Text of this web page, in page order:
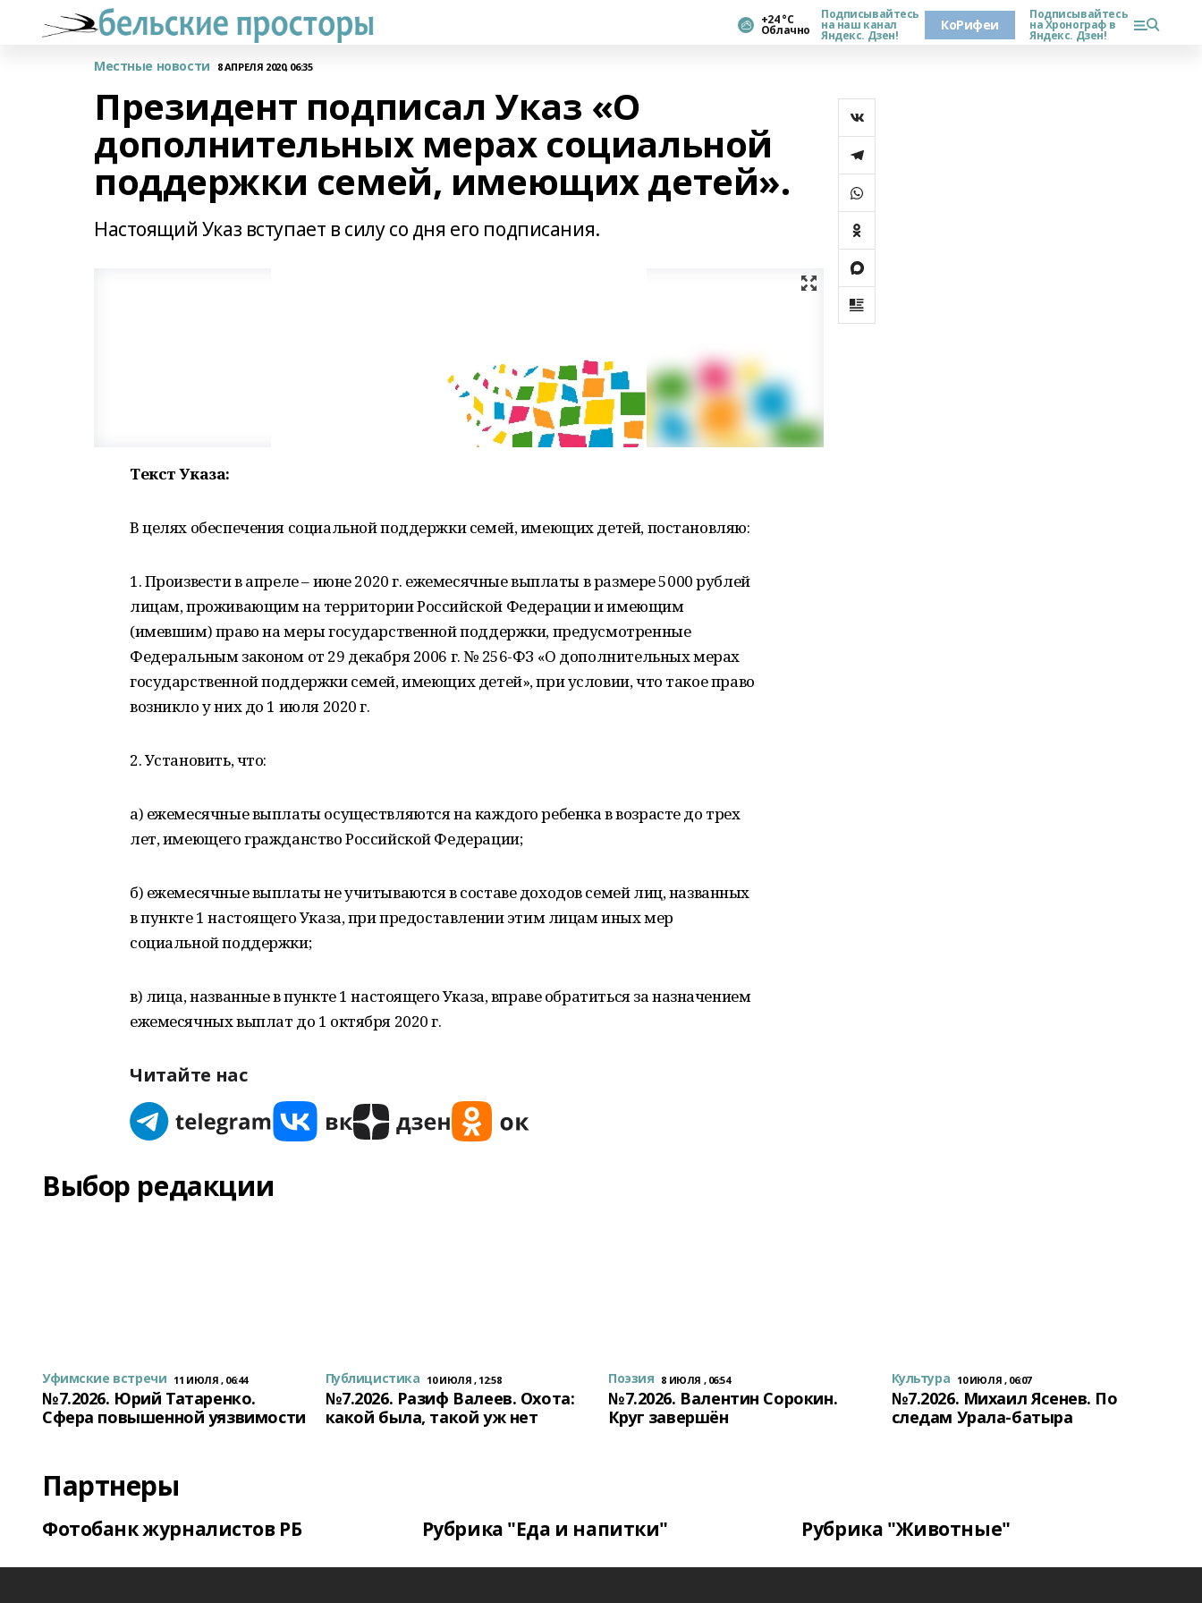
+24 °С
Облачно
Подписывайтесь
на наш канал
Яндекс. Дзен!
КоРифеи
Подписывайтесь
на Хронограф в
Яндекс. Дзен!
Местные новости 8 АПРЕЛЯ 2020, 06:35
Президент подписал Указ «О
дополнительных мерах социальной
поддержки семей, имеющих детей».
Настоящий Указ вступает в силу со дня его подписания.
Текст Указа:
В целях обеспечения социальной поддержки семей, имеющих детей, постановляю:
1. Произвести в апреле – июне 2020 г. ежемесячные выплаты в размере 5000 рублей
лицам, проживающим на территории Российской Федерации и имеющим
(имевшим) право на меры государственной поддержки, предусмотренные
Федеральным законом от 29 декабря 2006 г. № 256-ФЗ «О дополнительных мерах
государственной поддержки семей, имеющих детей», при условии, что такое право
возникло у них до 1 июля 2020 г.
2. Установить, что:
а) ежемесячные выплаты осуществляются на каждого ребенка в возрасте до трех
лет, имеющего гражданство Российской Федерации;
б) ежемесячные выплаты не учитываются в составе доходов семей лиц, названных
в пункте 1 настоящего Указа, при предоставлении этим лицам иных мер
социальной поддержки;
в) лица, названные в пункте 1 настоящего Указа, вправе обратиться за назначением
ежемесячных выплат до 1 октября 2020 г.
Читайте нас
Выбор редакции
Уфимские встречи 11 ИЮЛЯ , 06:44
№7.2026. Юрий Татаренко.
Сфера повышенной уязвимости
Публицистика 10 ИЮЛЯ , 12:58
№7.2026. Разиф Валеев. Охота:
какой была, такой уж нет
Поэзия 8 ИЮЛЯ , 06:54
№7.2026. Валентин Сорокин.
Круг завершён
Культура 10 ИЮЛЯ , 06:07
№7.2026. Михаил Ясенев. По
следам Урала-батыра
Партнеры
Фотобанк журналистов РБ Рубрика "Еда и напитки" Рубрика "Животные"